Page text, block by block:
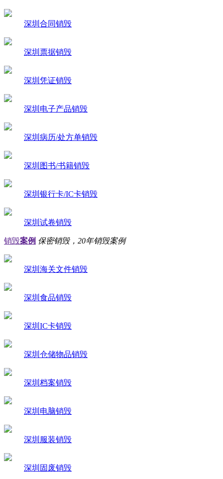
深圳合同销毁
深圳票据销毁
深圳凭证销毁
深圳电子产品销毁
深圳病历/处方单销毁
深圳图书/书籍销毁
深圳银行卡/IC卡销毁
深圳试卷销毁
销毁案例 保密销毁，20年销毁案例
深圳海关文件销毁
深圳食品销毁
深圳IC卡销毁
深圳仓储物品销毁
深圳档案销毁
深圳电脑销毁
深圳服装销毁
深圳固废销毁